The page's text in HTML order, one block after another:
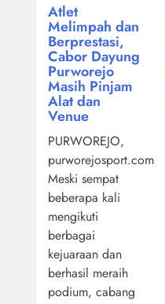
Atlet
Melimpah dan
Berprestasi,
Cabor Dayung
Purworejo
Masih Pinjam
Alat dan
Venue
PURWOREJO,
purworejosport.com,
Meski sempat
beberapa kali
mengikuti
berbagai
kejuaraan dan
berhasil meraih
podium, cabang